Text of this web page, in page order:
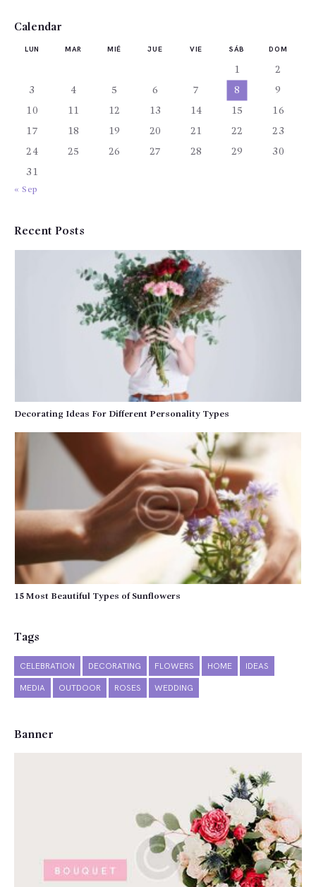
Calendar
LUN MAR MIÉ JUE VIE SÁB DOM
1 2
3 4 5 6 7 8 9
10 11 12 13 14 15 16
17 18 19 20 21 22 23
24 25 26 27 28 29 30
31
« Sep
Recent Posts
Decorating Ideas For Different Personality Types
15 Most Beautiful Types of Sunflowers
Tags
CELEBRATION DECORATING FLOWERS HOME IDEAS
MEDIA OUTDOOR ROSES WEDDING
Banner